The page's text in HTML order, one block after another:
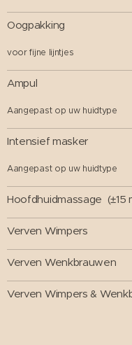
Oogpakking
voor fijne lijntjes
Ampul
Aangepast op uw huidtype
Intensief masker
Aangepast op uw huidtype
Hoofdhuidmassage (±15
Verven Wimpers
Verven Wenkbrauwen
Verven Wimpers &